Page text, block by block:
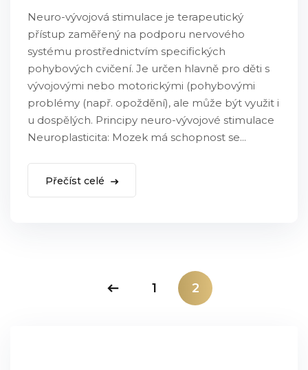
Neuro-vývojová stimulace je terapeutický
přístup zaměřený na podporu nervového
systému prostřednictvím specifických
pohybových cvičení. Je určen hlavně pro děti s
vývojovými nebo motorickými (pohybovými
problémy (např. opoždění), ale může být využit i
u dospělých. Principy neuro-vývojové stimulace
Neuroplasticita: Mozek má schopnost se...
Přečíst celé
1 2